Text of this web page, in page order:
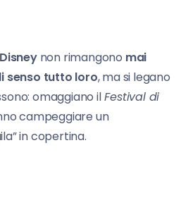
Disneynon rimangono mai
senso tutto loro, ma si legano
omaggiano ilFestival di
campeggiare un
in copertina.